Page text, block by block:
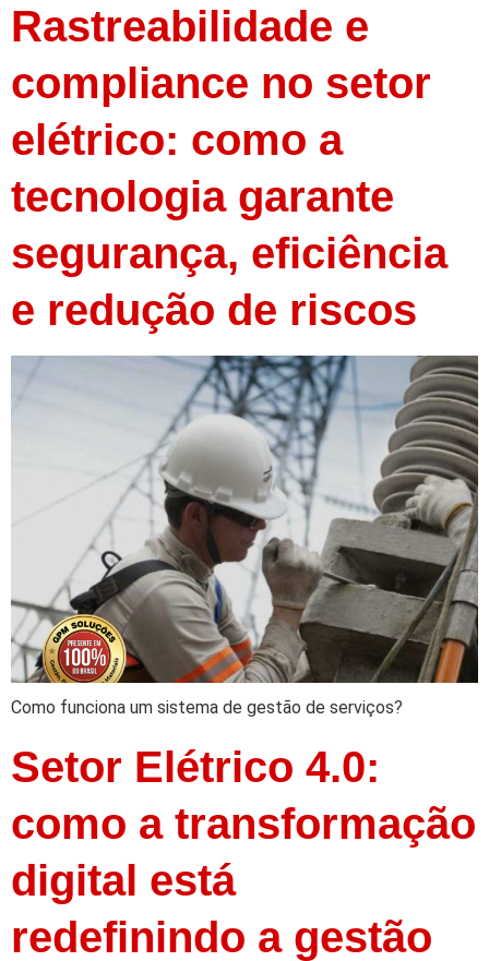
Rastreabilidade e
compliance no setor
elétrico: como a
tecnologia garante
segurança, eficiência
e redução de riscos
Como funciona um sistema de gestão de serviços?
Setor Elétrico 4.0:
como a transformação
digital está
redefinindo a gestão